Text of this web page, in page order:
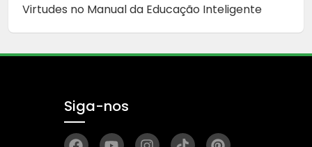
Virtudes no Manual da Educação Inteligente
Siga-nos